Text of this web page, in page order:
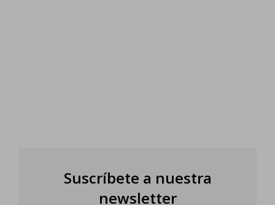
Suscríbete a nuestra
newsletter